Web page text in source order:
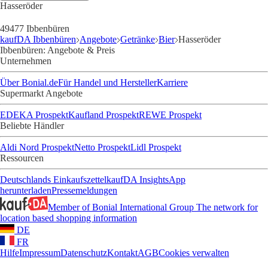
Hasseröder
49477 Ibbenbüren
kaufDA Ibbenbüren Angebote Getränke Bier Hasseröder
Ibbenbüren: Angebote & Preis
Unternehmen
Über Bonial.deFür Handel und HerstellerKarriere
Supermarkt Angebote
EDEKA ProspektKaufland ProspektREWE Prospekt
Beliebte Händler
Aldi Nord ProspektNetto ProspektLidl Prospekt
Ressourcen
Deutschlands EinkaufszettelkaufDA InsightsApp
herunterladenPressemeldungen
Member of Bonial International Group The network for
location based shopping information
DE
FR
HilfeImpressumDatenschutzKontaktAGBCookies verwalten